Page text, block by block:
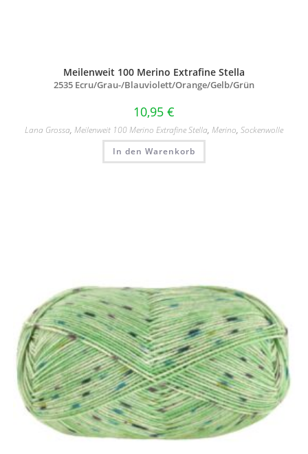
Meilenweit 100 Merino Extrafine Stella
2535 Ecru/Grau-/Blauviolett/Orange/Gelb/Grün
10,95 €
Lana Grossa, Meilenweit 100 Merino Extrafine Stella, Merino, Sockenwolle
In den Warenkorb